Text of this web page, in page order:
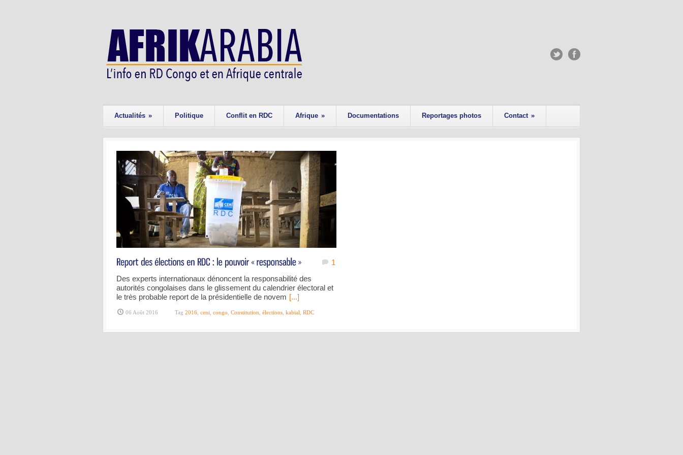
Actualités » Politique Conflit en RDC Afrique » Documentations Reportages photos Contact »
1
Des experts internationaux dénoncent la responsabilité des
autorités congolaises dans le glissement du calendrier électoral et
le très probable report de la présidentielle de novem [...]
06 Août 2016 Tag 2016 ceni congo Constitution élections kabial RDC